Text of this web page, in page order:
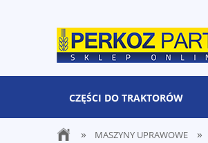
CZĘŚCI DO TRAKTORÓW
» MASZYNY UPRAWOWE »